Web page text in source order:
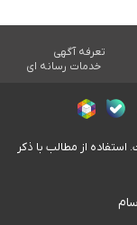
تعرفه آگهی
خدمات رسانه ای
از مطالب با ذکر